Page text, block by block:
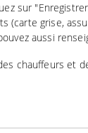
sur
(carte grise,
aussi
chauffeurs et